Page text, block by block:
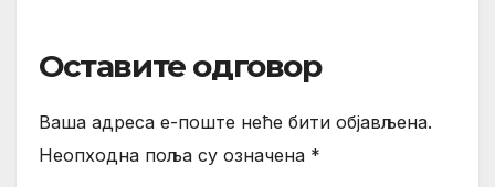
Оставите одговор
Ваша адреса е-поште неће бити објављена.
Неопходна поља су означена *